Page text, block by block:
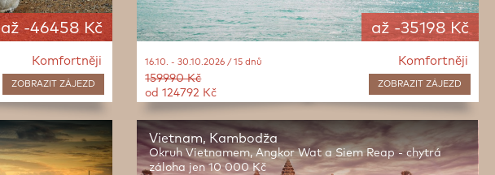
až -46458 Kč
Komfortněji
ZOBRAZITZÁJEZD
až -35198 Kč
Komfortněji
ZOBRAZIT ZÁJEZD
16.10. - 30.10.2026 / 15 dnů
159990 Kč
od 124792 Kč
Vietnam, Kambodža
Okruh Vietnamem, Angkor Wat a Siem Reap - chytrá
záloha jen 10 000 Kč